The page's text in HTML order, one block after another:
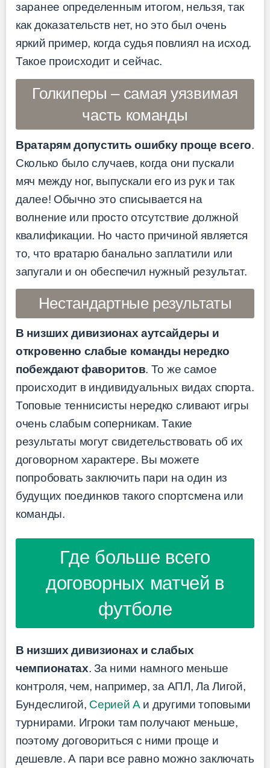
заранее определенным итогом, нельзя, так
как доказательств нет, но это был очень
яркий пример, когда судья повлиял на исход.
Такое происходит и сейчас.
Голкиперы – самая уязвимая
часть команды
Вратарям допустить ошибку проще всего.
Сколько было случаев, когда они пускали
мяч между ног, выпускали его из рук и так
далее! Обычно это списывается на
волнение или просто отсутствие должной
квалификации. Но часто причиной является
то, что вратарю банально заплатили или
запугали и он обеспечил нужный результат.
Нестандартные результаты
В низших дивизионах аутсайдеры и
откровенно слабые команды нередко
побеждают фаворитов. То же самое
происходит в индивидуальных видах спорта.
Топовые теннисисты нередко сливают игры
очень слабым соперникам. Такие
результаты могут свидетельствовать об их
договорном характере. Вы можете
попробовать заключить пари на один из
будущих поединков такого спортсмена или
команды.
Где больше всего
договорных матчей в
футболе
В низших дивизионах и слабых
чемпионатах. За ними намного меньше
контроля, чем, например, за АПЛ, Ла Лигой,
Бундеслигой, Серией А и другими топовыми
турнирами. Игроки там получают меньше,
поэтому договориться с ними проще и
дешевле. А пари все равно можно заключать